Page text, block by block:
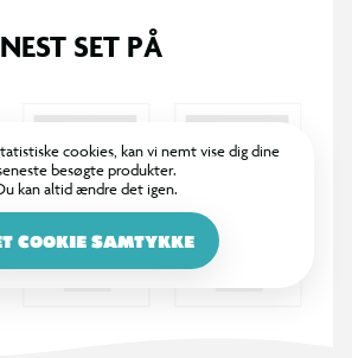
SET PÅ
cookies, kan vi nemt vise dig dine
besøgte produkter.
kan altid ændre det igen.
COOKIE SAMTYKKE